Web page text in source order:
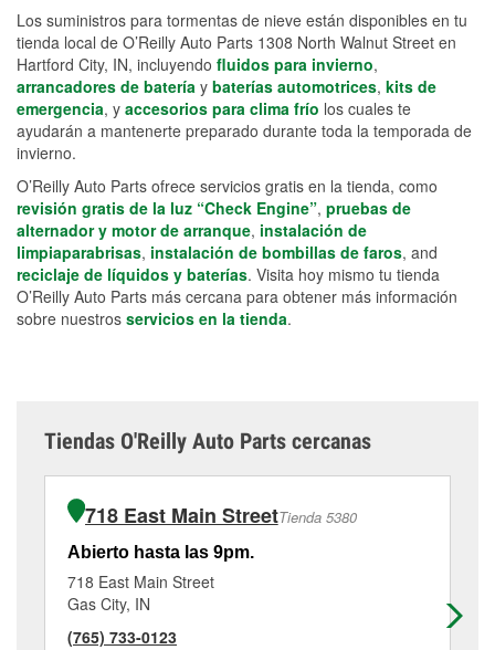
Los suministros para tormentas de nieve están disponibles en tu
tienda local de O’Reilly Auto Parts 1308 North Walnut Street en
Hartford City, IN, incluyendo fluidos para invierno,
arrancadores de batería y baterías automotrices, kits de
emergencia, y accesorios para clima frío los cuales te
ayudarán a mantenerte preparado durante toda la temporada de
invierno.
O’Reilly Auto Parts ofrece servicios gratis en la tienda, como
revisión gratis de la luz “Check Engine”, pruebas de
alternador y motor de arranque, instalación de
limpiaparabrisas, instalación de bombillas de faros, and
reciclaje de líquidos y baterías. Visita hoy mismo tu tienda
O’Reilly Auto Parts más cercana para obtener más información
sobre nuestros servicios en la tienda.
Tiendas O'Reilly Auto Parts cercanas
718 East Main StreetTienda 5380
Abierto hasta las 9pm.
718 East Main Street
Gas City, IN
(765) 733-0123